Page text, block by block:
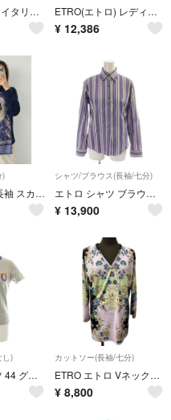
ETRO(エトロ) イタリア製 ペイズリー柄 ハイネック長袖カットソー トップス ETRO(エトロ) レディース トップス その他トップス
¥ 12,386
)
ky317 ETRO 長袖 スカーフ柄トップス 42(L相当) ネイビー系
シャツ/ブラウス(長袖/七分)
エトロ シャツ ブラウス 40 紫 パープル ストライプ柄 ボタンダウン
¥ 13,900
し)
エトロ Tシャツ 44 グレー ロゴ 半袖 ラウンドネック
カットソー(長袖/七分)
ETRO エトロ Vネックカットソー フローラル ペイズリー柄 ラベンダー
¥ 8,800